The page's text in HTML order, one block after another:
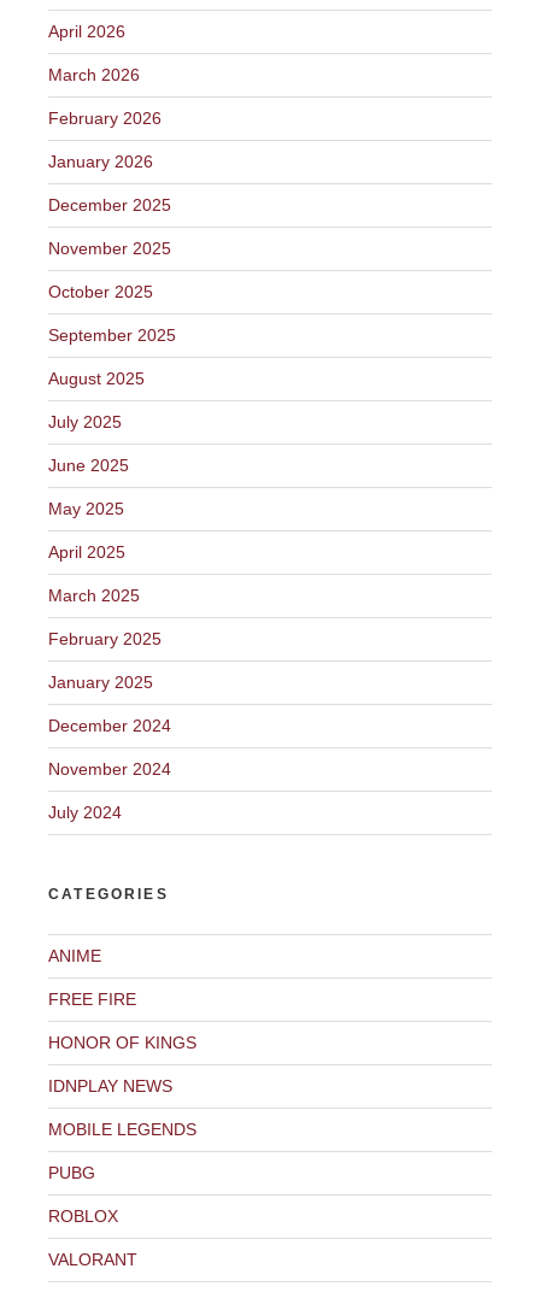
April 2026
March 2026
February 2026
January 2026
December 2025
November 2025
October 2025
September 2025
August 2025
July 2025
June 2025
May 2025
April 2025
March 2025
February 2025
January 2025
December 2024
November 2024
July 2024
CATEGORIES
ANIME
FREE FIRE
HONOR OF KINGS
IDNPLAY NEWS
MOBILE LEGENDS
PUBG
ROBLOX
VALORANT